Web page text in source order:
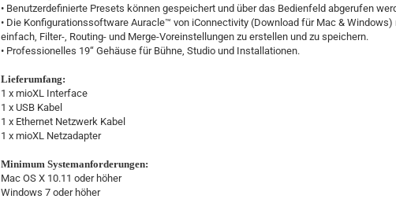
• Benutzerdefinierte Presets können gespeichert und über das Bedienfeld abgerufen
• Die Konfigurationssoftware Auracle™ von iConnectivity (Download für Mac & Windows)
einfach, Filter-, Routing- und Merge-Voreinstellungen zu erstellen und zu speichern.
• Professionelles 19“ Gehäuse für Bühne, Studio und Installationen.
Lieferumfang:
1 x mioXL Interface
1 x USB Kabel
1 x Ethernet Netzwerk Kabel
1 x mioXL Netzadapter
Minimum Systemanforderungen:
Mac OS X 10.11 oder höher
Windows 7 oder höher